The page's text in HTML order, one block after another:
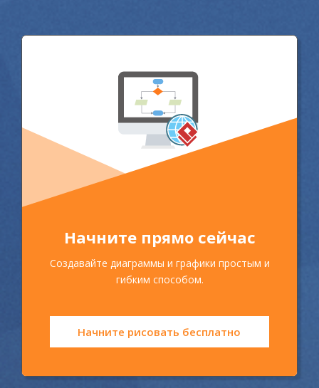
Начните прямо сейчас
Создавайте диаграммы и графики простым и
гибким способом.
Начните рисовать бесплатно